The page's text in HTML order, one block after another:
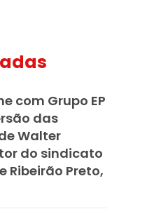
com Grupo EP
das
Walter
do sindicato
Ribeirão Preto,